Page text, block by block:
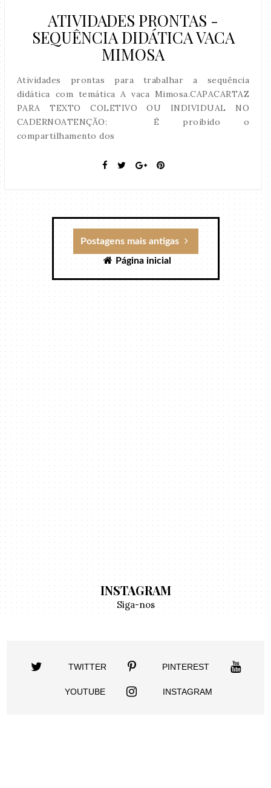
ATIVIDADES PRONTAS -
SEQUÊNCIA DIDÁTICA VACA
MIMOSA
Atividades prontas para trabalhar a sequência
didática com temática A vaca Mimosa.CAPACARTAZ
PARA TEXTO COLETIVO OU INDIVIDUAL NO
CADERNOATENÇÃO: É proibido o
compartilhamento dos
Postagens mais antigas
Página inicial
INSTAGRAM
Siga-nos
TWITTER PINTEREST
YOUTUBE INSTAGRAM